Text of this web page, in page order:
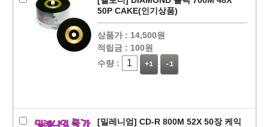
50P CAKE(인기상품)
상품가 : 14,500원
적립금 : 100원
수량 :
+1 -1
[밀레니엄] CD-R 800M 52X 50장 케익